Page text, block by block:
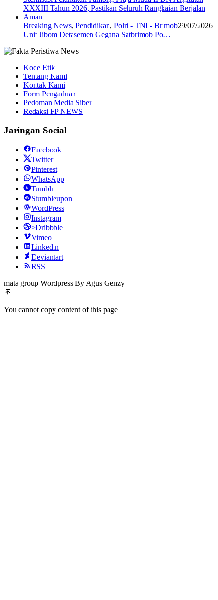
Breaking News, Pendidikan, Polri - TNI - Brimob29/07/2026
Unit Jibom Detasemen Gegana Satbrimob Po…
Kode Etik
Tentang Kami
Kontak Kami
Form Pengaduan
Pedoman Media Siber
Redaksi FP NEWS
Jaringan Social
Facebook
Twitter
Pinterest
WhatsApp
Tumblr
Stumbleupon
WordPress
Instagram
>Dribbble
Vimeo
Linkedin
Deviantart
RSS
mata group Wordpress By Agus Genzy
You cannot copy content of this page